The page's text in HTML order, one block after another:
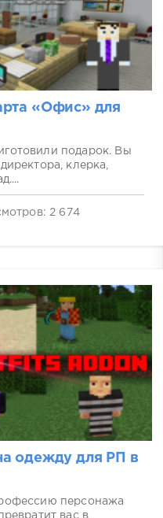
«Офис» для
подарок. Вы
клерка,
2 674
одежду для РП в
персонажа
вас в